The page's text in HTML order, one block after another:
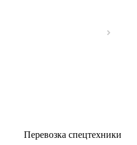
Перевозка спецтехники